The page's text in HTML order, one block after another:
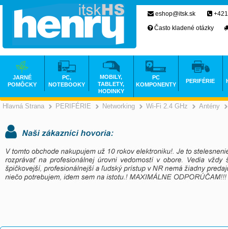
Hlavná Strana >
PERIFÉRIE >
Networking >
Wi-Fi 2.4 GHz Antény
eshop@itsk.sk
Často kladené otázky
JARNÉ
POMÔCKY
PC,
NOTEBOOKY
MOBILY,
TABLETY,
HODINKY
PC
KOMPONENTY
PERIFÉRIE